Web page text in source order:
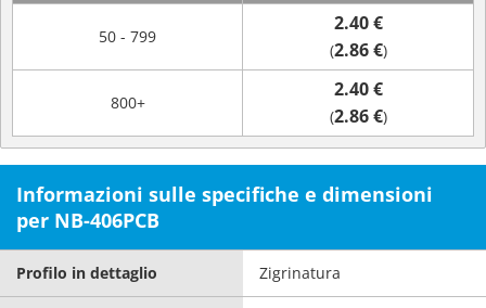
50 - 799
2.40 €
(2.86 €)
800+
2.40 €
(2.86 €)
Informazioni sulle specifiche e dimensioni
per NB-406PCB
Profilo in dettaglio Zigrinatura